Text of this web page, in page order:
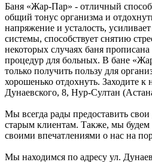
Баня «Жар-Пар» - отличный способ
общий тонус организма и
напряжение и усталость,
системы, способствует снятию
некоторых случаях баня
процедур для больных. В бане
только получить пользу для
хорошенько отдохнуть. Заходите к
Дунаевского, 8, Нур-Султан
Мы всегда рады предоставить
старым клиентам. Также, мы будем
своими впечатлениями о нас на
Мы находимся по адресу ул.